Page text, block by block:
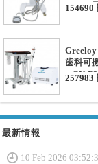
ニット
154690
Greeloy
歯科可
+ GU-
257983
最新情報
10 Feb 2026